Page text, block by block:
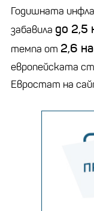
Годишната
забавила до 2,5
темпа от 2,6
европейската
Евростат на